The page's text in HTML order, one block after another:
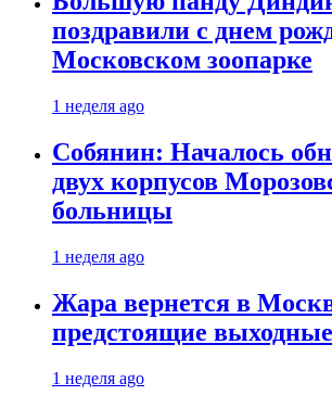
поздравили с днем
Московском зоопарке
1 неделя ago
Собянин: Началось
двух корпусов
больницы
1 неделя ago
Жара вернется в
предстоящие выходные
1 неделя ago